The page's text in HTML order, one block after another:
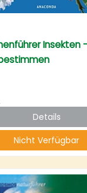
Insekten
Details
Nicht Verfügbar